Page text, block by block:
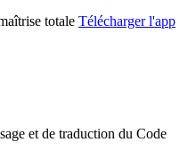
totale Télécharger l'app
et de traduction du Code